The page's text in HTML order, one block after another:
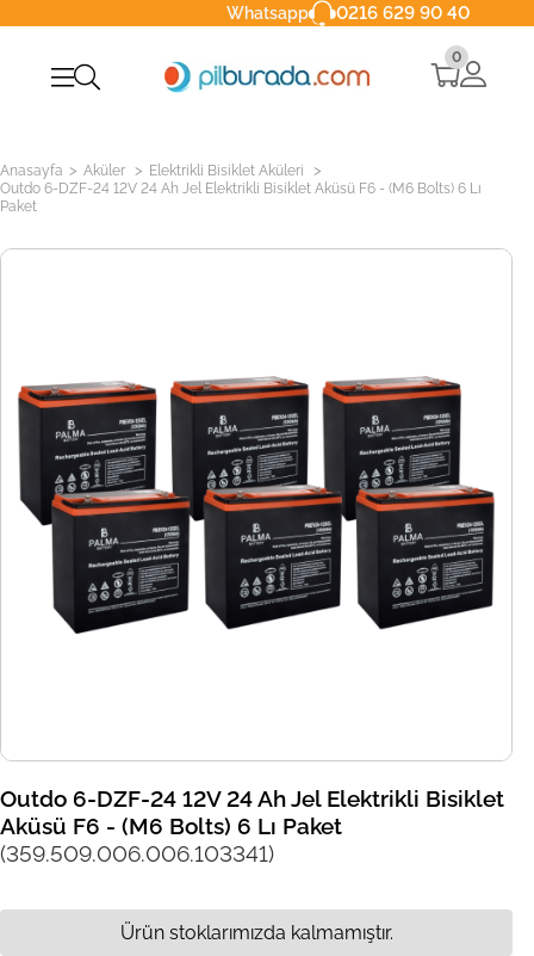
Whatsapp 0216 629 90 40
0
Anasayfa > Aküler > Elektrikli Bisiklet Aküleri >
Outdo 6-DZF-24 12V 24 Ah Jel Elektrikli Bisiklet Aküsü F6 - (M6 Bolts) 6 Lı
Paket
Outdo 6-DZF-24 12V 24 Ah Jel Elektrikli Bisiklet
Aküsü F6 - (M6 Bolts) 6 Lı Paket
(359.509.006.006.103341)
Ürün stoklarımızda kalmamıştır.